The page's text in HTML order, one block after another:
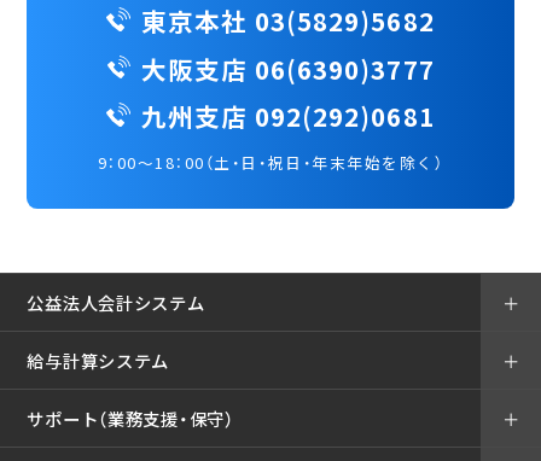
東京本社 03(5829)5682
大阪支店 06(6390)3777
九州支店 092(292)0681
9：00～18：00（土・日・祝日・年末年始を除く）
公益法人会計システム ＋
給与計算システム ＋
サポート（業務支援・保守） ＋